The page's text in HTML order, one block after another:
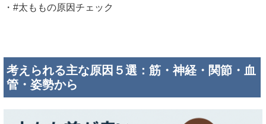
・#太ももの原因チェック
考えられる主な原因５選：筋・神経・関節・血
管・姿勢から